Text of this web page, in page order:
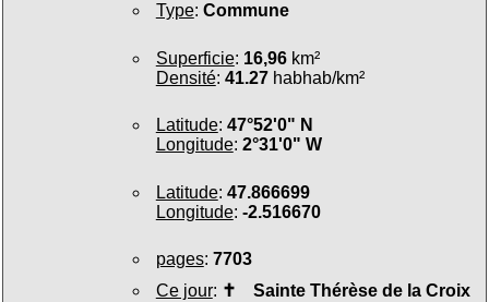
Type: Commune
Superficie: 16,96km²
Densité: 41.27habhab/km²
Latitude: 47°52'0" N
Longitude: 2°31'0" W
Latitude: 47.866699
Longitude: -2.516670
pages: 7703
Ce jour: ✝ Sainte Thérèse de la Croix